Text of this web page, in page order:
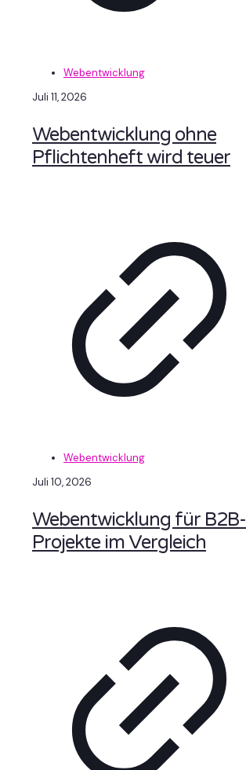
Webentwicklung
Juli 11, 2026
Webentwicklung ohne
Pflichtenheft wird teuer
Webentwicklung
Juli 10, 2026
Webentwicklung für B2B-
Projekte im Vergleich